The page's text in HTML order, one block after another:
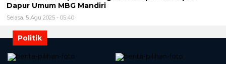
Dapur Umum MBG Mandiri
Selasa, 5 Agu 2025 - 05:40
Politik